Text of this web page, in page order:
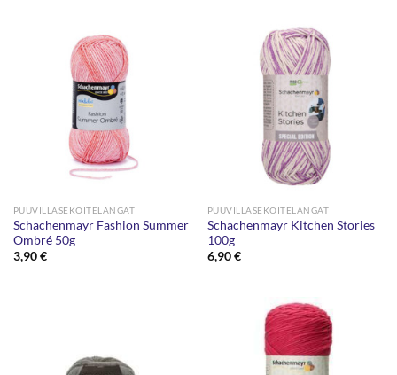
PUUVILLASEKOITELANGAT
Schachenmayr Fashion Summer
Ombré 50g
3,90€
PUUVILLASEKOITELANGAT
Schachenmayr Kitchen Stories
100g
6,90€